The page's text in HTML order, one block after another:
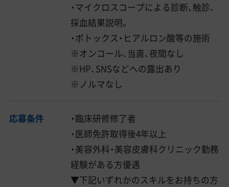
・マイクロスコープによる診断、触診、
採血結果説明。
・ボトックス・ヒアルロン酸等の施術
※オンコール、当直、夜間なし
※HP、SNSなどへの露出あり
※ノルマなし
応募条件
・臨床研修修了者
・医師免許取得後4年以上
・美容外科・美容皮膚科クリニック勤務
経験がある方優遇
▼下記いずれかのスキルをお持ちの方